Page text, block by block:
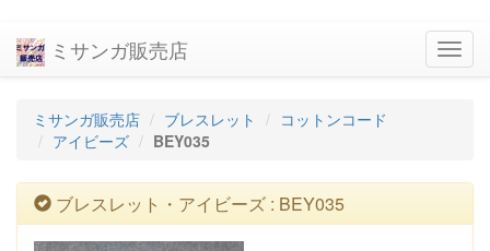
ミサンガ販売店
ミサンガ販売店 ブレスレット
コットンコード
アイビーズ
BEY035
ブレスレット・アイビーズ : BEY035